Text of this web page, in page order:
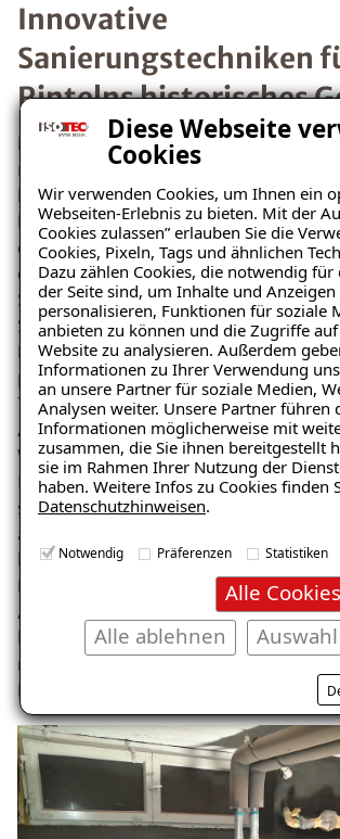
Diese Webseite
Cookies
Wir verwenden Cookies, um Ihnen ein
Webseiten-Erlebnis zu bieten. Mit der
Cookies zulassen” erlauben Sie die
Cookies, Pixeln, Tags und ähnlichen
Dazu zählen Cookies, die notwendig für
der Seite sind, um Inhalte und Anzeigen
personalisieren, Funktionen für soziale
anbieten zu können und die Zugriffe
Website zu analysieren. Außerdem
Informationen zu Ihrer Verwendung
an unsere Partner für soziale Medien,
Analysen weiter. Unsere Partner führen
Informationen möglicherweise mit
zusammen, die Sie ihnen bereitgestellt
sie im Rahmen Ihrer Nutzung der
haben. Weitere Infos zu Cookies finden
Datenschutzhinweisen.
Notwendig Präferenzen Statistiken
Alle
Alle ablehnen
Innovative
Sanierungstechniken
Rintelns historisches
Für die Sanierung des Gebäudes in
mehrere ISOTEC-Techniken zum
Horizontalsperre wurde mit dem
Paraffininjektionsverfahren
das Mauerwerk zunächst getrocknet,
einem Spezialparaffin injiziert wird, das
Sperrgürtel gegen kapillare Feuchte
Sockelabdichtung des Gebäudes wurde
Kombiflexabdichtung verwendet, eine
polymere Dickbeschichtung, die auch
Temperaturen verarbeitet werden
Abdichtung schützt dauerhaft vor
Wasser und ist besonders UV-
Innenabdichtung erfolgte durch das
speziellen Dichtputzes, der die Wände
abdichtet und eine zusätzliche
bietet. Die Kellerbodensanierung
Entfernen von Estrich und das
Abdichtung, um die Feuchtigkeit von
blockieren. „Die Zusammenarbeit lief
reibungslos. Man hat gemerkt, dass das
Erfahrung mit solchen Sanierungen